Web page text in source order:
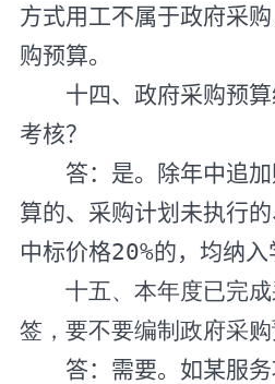
方式用工不属于政府采
购预算。
十四、政府采购预
考核？
答：是。除年中追
算的、采购计划未执行
中标价格20%的，均纳入
十五、本年度已完
签，要不要编制政府采购
答：需要。如某服